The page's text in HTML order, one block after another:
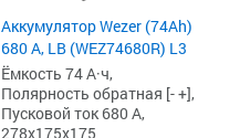
Аккумулятор Wezer (74Ah)
680 А, LB (WEZ74680R) L3
Ёмкость 74 А·ч,
Полярность обратная [- +],
Пусковой ток 680 А,
278x175x175